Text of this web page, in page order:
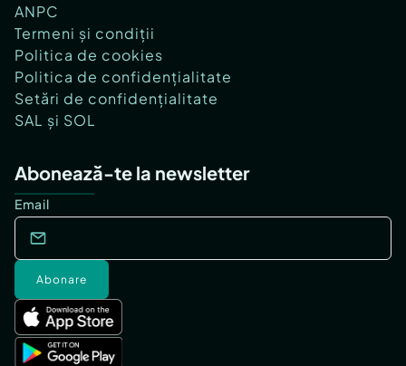
ANPC
Termeni și condiții
Politica de cookies
Politica de confidențialitate
Setări de confidențialitate
SAL și SOL
Abonează-te la newsletter
Email
Abonare